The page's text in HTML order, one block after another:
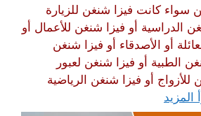
سواء كانت فيزا شنغن للزيارة
الدراسية أو فيزا شنغن للأعمال أو
أو الأصدقاء أو فيزا شنغن
الطبية أو فيزا شنغن لعبور
للأزواج أو فيزا شنغن الرياضية
المزيد